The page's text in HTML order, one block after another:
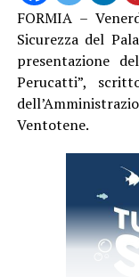
FORMIA –
Sicurezza del
presentazione
Perucatti”,
Ventotene.